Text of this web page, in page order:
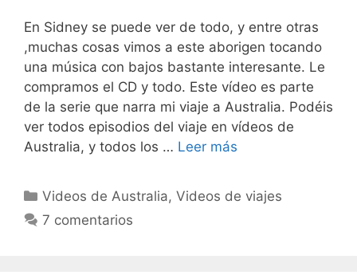
En Sidney se puede ver de todo, y entre otras
,muchas cosas vimos a este aborigen tocando
una música con bajos bastante interesante. Le
compramos el CD y todo. Este vídeo es parte
de la serie que narra mi viaje a Australia. Podéis
ver todos episodios del viaje en vídeos de
Australia, y todos los … Leer más
Categorías
Videos de Australia,Videos de viajes
7 comentarios